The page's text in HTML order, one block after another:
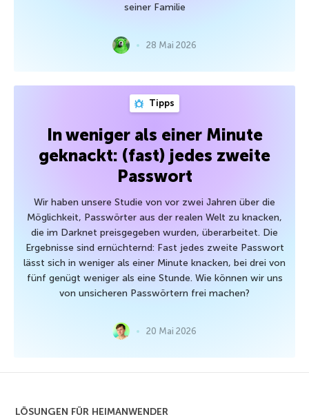
seiner Familie
28 Mai 2026
Tipps
In weniger als einer Minute
geknackt: (fast) jedes zweite
Passwort
Wir haben unsere Studie von vor zwei Jahren über die
Möglichkeit, Passwörter aus der realen Welt zu knacken,
die im Darknet preisgegeben wurden, überarbeitet. Die
Ergebnisse sind ernüchternd: Fast jedes zweite Passwort
lässt sich in weniger als einer Minute knacken, bei drei von
fünf genügt weniger als eine Stunde. Wie können wir uns
von unsicheren Passwörtern frei machen?
20 Mai 2026
LÖSUNGEN FÜR HEIMANWENDER